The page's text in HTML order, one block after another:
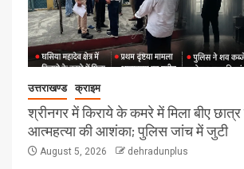
उत्तराखण्ड क्राइम
श्रीनगर में किराये के कमरे में मिला बीए
आत्महत्या की आशंका; पुलिस जांच में जुटी
August 5, 2026 dehradunplus